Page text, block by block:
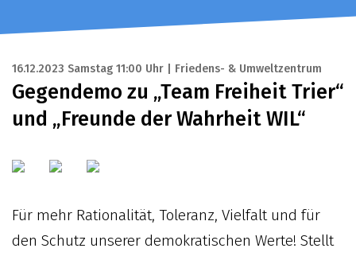
16.12.2023 Samstag 11:00 Uhr | Friedens- & Umweltzentrum
Gegendemo zu „Team Freiheit Trier“
und „Freunde der Wahrheit WIL“
Für mehr Rationalität, Toleranz, Vielfalt und für
den Schutz unserer demokratischen Werte! Stellt